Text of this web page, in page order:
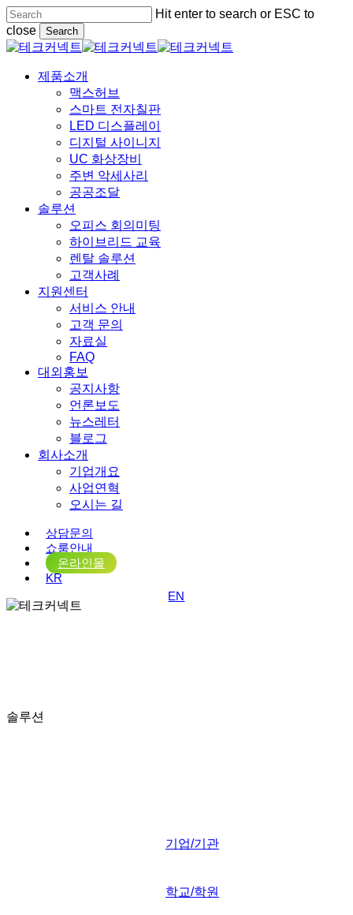
Skip
to
main
content
Hit enter to search or ESC to
close
Search
Close
Menu 제품소개
맥스허브
스마트 전자칠판
LED 디스플레이
디지털 사이니지
UC 화상장비
주변 악세사리
공공조달
솔루션
오피스 회의미팅
하이브리드 교육
렌탈 솔루션
고객사례
지원센터
서비스 안내
고객 문의
자료실
FAQ
대외홍보
공지사항
언론보도
뉴스레터
블로그
회사소개
기업개요
사업연혁
오시는 길
상담문의
쇼룸안내
온라인몰
KR
EN
솔루션
기업/기관
학교/학원